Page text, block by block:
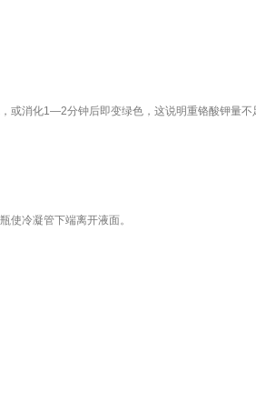
或消化1—2分钟后即变绿色，这说明重铬酸钾量
使冷凝管下端离开液面。